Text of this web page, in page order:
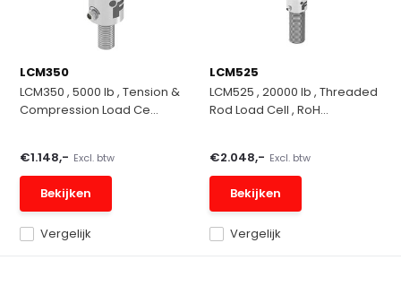
LCM350
LCM350 , 5000 lb , Tension &
Compression Load Ce...
Vergelijk
€1.148,- Excl. btw
Bekijken
LCM525
LCM525 , 20000 lb , Threaded
Rod Load Cell , RoH...
Vergelijk
€2.048,- Excl. btw
Bekijken